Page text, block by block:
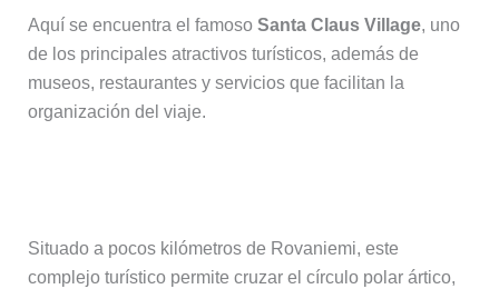
Aquí se encuentra el famoso Santa Claus Village, uno
de los principales atractivos turísticos, además de
museos, restaurantes y servicios que facilitan la
organización del viaje.
Situado a pocos kilómetros de Rovaniemi, este
complejo turístico permite cruzar el círculo polar ártico,